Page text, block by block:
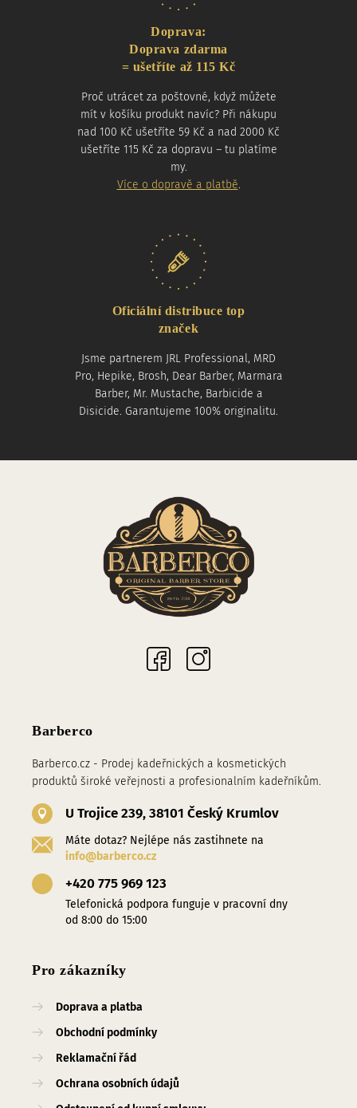
Doprava:
Doprava zdarma
= ušetříte až 115 Kč
Proč utrácet za poštovné, když můžete
mít v košíku produkt navíc? Při nákupu
nad 100 Kč ušetříte 59 Kč a nad 2000 Kč
ušetříte 115 Kč za dopravu – tu platíme
my.
Více o dopravě a platbě.
Oficiální distribuce top
značek
Jsme partnerem JRL Professional, MRD
Pro, Hepike, Brosh, Dear Barber, Marmara
Barber, Mr. Mustache, Barbicide a
Disicide. Garantujeme 100% originalitu.
Barberco
Barberco.cz - Prodej kadeřnických a kosmetických
produktů široké veřejnosti a profesionalním kadeřníkům.
U Trojice 239, 38101 Český Krumlov
Máte dotaz? Nejlépe nás zastihnete na
info@barberco.cz
+420 775 969 123
Telefonická podpora funguje v pracovní dny
od 8:00 do 15:00
Pro zákazníky
Doprava a platba
Obchodní podmínky
Reklamační řád
Ochrana osobních údajů